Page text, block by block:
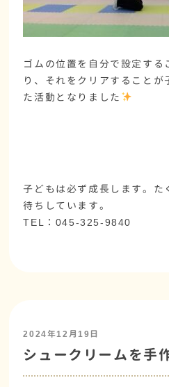
ゴムの位置を自分で設定する
り、それをクリアすることが
た活動となりました
子どもは必ず成長します。た
待ちしています。
TEL：045-325-9840
2024年12月19日
シュークリームを手